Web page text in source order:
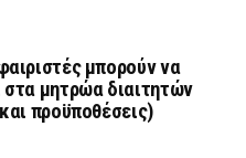
μπορούν να
στα μητρώα διαιτητών
προϋποθέσεις)